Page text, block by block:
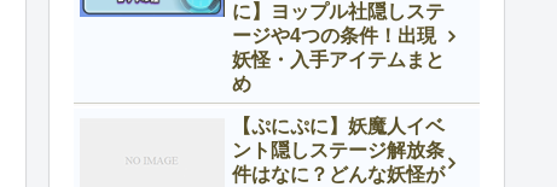
に】ヨップル社隠しステ
ージや4つの条件！出現
妖怪・入手アイテムまと
め
【ぷにぷに】妖魔人イベ
ント隠しステージ解放条
件はなに？どんな妖怪が